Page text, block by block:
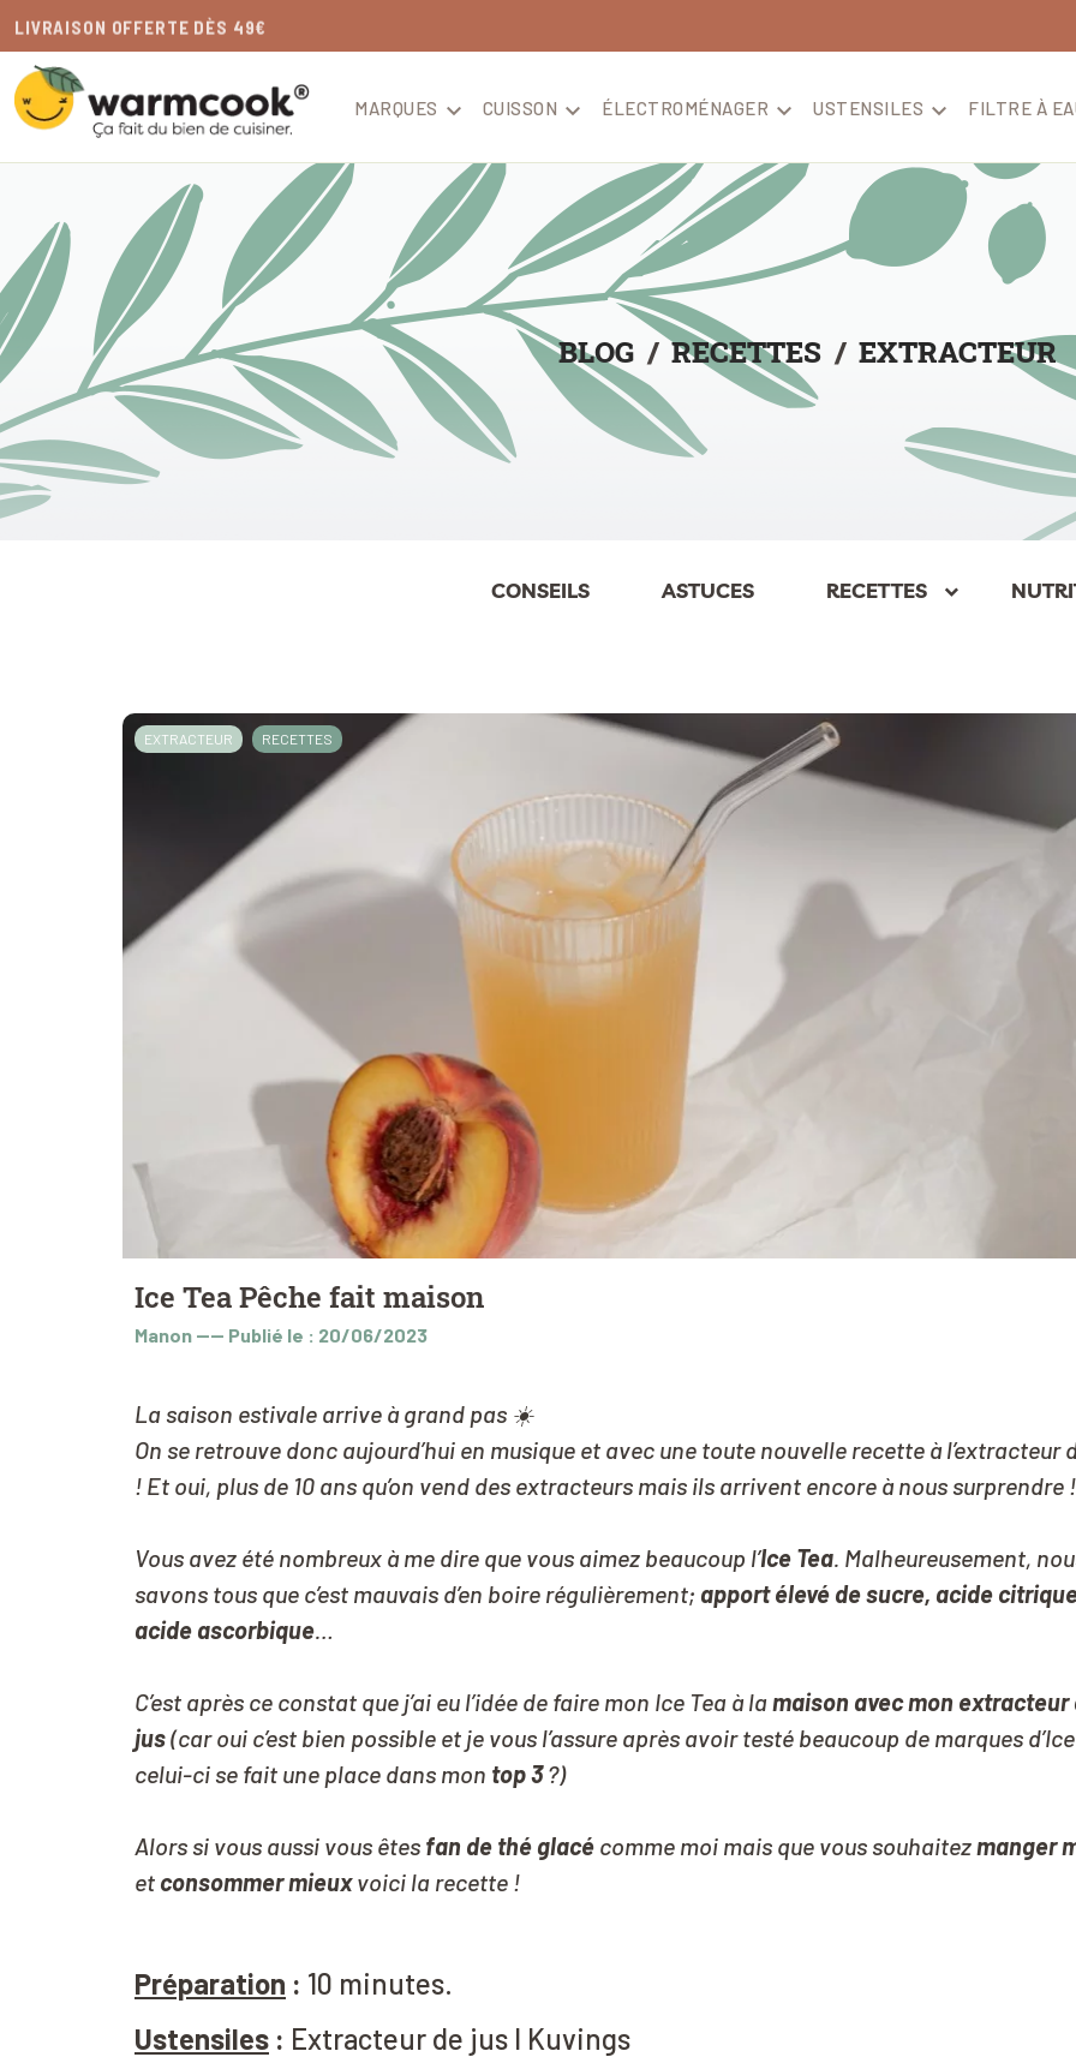
LIVRAISON OFFERTE DÈS 49€
MARQUES  CUISSON  ÉLECTROMÉNAGER  USTENSILES  FILTRE À
BLOG RECETTES EXTRACTEUR
CONSEILS ASTUCES RECETTES keyboard_arrow_down
EXTRACTEUR RECETTES
Ice Tea Pêche fait maison
Manon ---- Publié le : 20/06/2023
La saison estivale arrive à grand pas ☀️
On se retrouve donc aujourd’hui en musique et avec une toute nouvelle recette à l’extracteur
! Et oui, plus de 10 ans qu’on vend des extracteurs mais ils arrivent encore à nous surprendre !
Vous avez été nombreux à me dire que vous aimez beaucoup l’Ice Tea . Malheureusement,
savons tous que c’est mauvais d’en boire régulièrement; apport élevé de sucre, acide
acide ascorbique
C’est après ce constat que j’ai eu l’idée de faire mon Ice Tea à la maison avec mon extracteur
jus(car oui c’est bien possible et je vous l’assure après avoir testé beaucoup de marques
celui-ci se fait une place dans mon top 3?)
Alors si vous aussi vous êtes fan de thé glacé comme moi mais que vous souhaitez manger
et consommer mieuxvoici la recette !
Préparation : 10 minutes.
Ustensiles : Extracteur de jus I Kuvings